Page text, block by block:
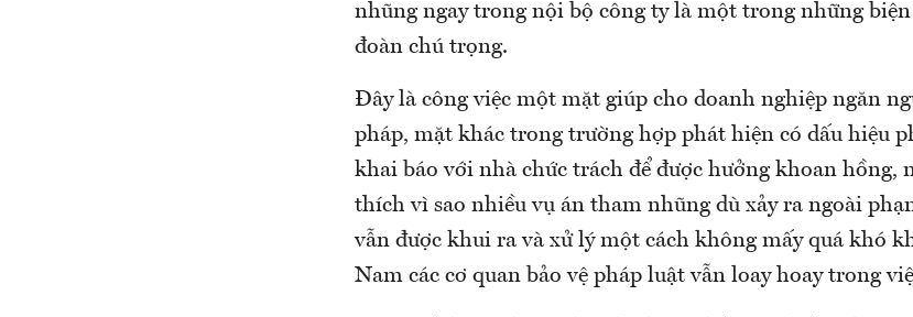
nhũng ngay trong nội bộ công ty là một trong những biện
đoàn chú trọng.
Đây là công việc một mặt giúp cho doanh nghiệp ngăn
pháp, mặt khác trong trường hợp phát hiện có dấu hiệu
khai báo với nhà chức trách để được hưởng khoan hồng,
thích vì sao nhiều vụ án tham nhũng dù xảy ra ngoài
vẫn được khui ra và xử lý một cách không mấy quá khó
Nam các cơ quan bảo vệ pháp luật vẫn loay hoay trong